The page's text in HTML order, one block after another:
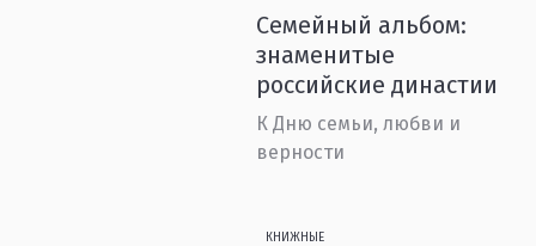
Семейный альбом:
знаменитые
российские династии
К Дню семьи, любви и
верности
КНИЖНЫЕ